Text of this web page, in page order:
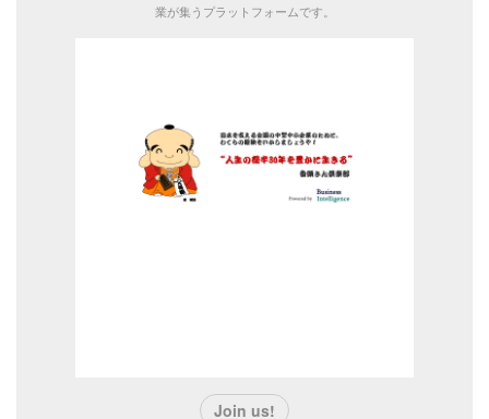
業が集うプラットフォームです。
Join us!